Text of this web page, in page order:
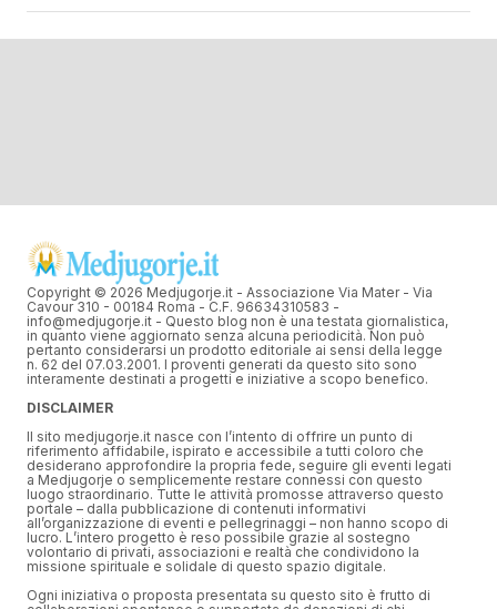
Copyright © 2026 Medjugorje.it - Associazione Via Mater - Via
Cavour 310 - 00184 Roma - C.F. 96634310583 -
info@medjugorje.it - Questo blog non è una testata giornalistica,
in quanto viene aggiornato senza alcuna periodicità. Non può
pertanto considerarsi un prodotto editoriale ai sensi della legge
n. 62 del 07.03.2001. I proventi generati da questo sito sono
interamente destinati a progetti e iniziative a scopo benefico.
DISCLAIMER
Il sito medjugorje.it nasce con l’intento di offrire un punto di
riferimento affidabile, ispirato e accessibile a tutti coloro che
desiderano approfondire la propria fede, seguire gli eventi legati
a Medjugorje o semplicemente restare connessi con questo
luogo straordinario. Tutte le attività promosse attraverso questo
portale – dalla pubblicazione di contenuti informativi
all’organizzazione di eventi e pellegrinaggi – non hanno scopo di
lucro. L’intero progetto è reso possibile grazie al sostegno
volontario di privati, associazioni e realtà che condividono la
missione spirituale e solidale di questo spazio digitale.
Ogni iniziativa o proposta presentata su questo sito è frutto di